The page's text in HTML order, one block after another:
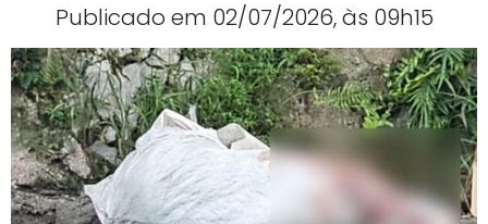
Publicado em 02/07/2026, às 09h15